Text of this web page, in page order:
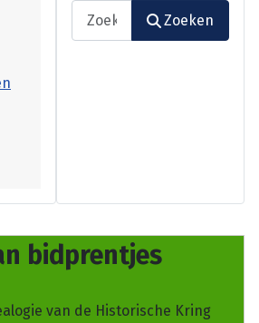
Zoeken
Zoeken
bidprentjes
van de Historische Kring